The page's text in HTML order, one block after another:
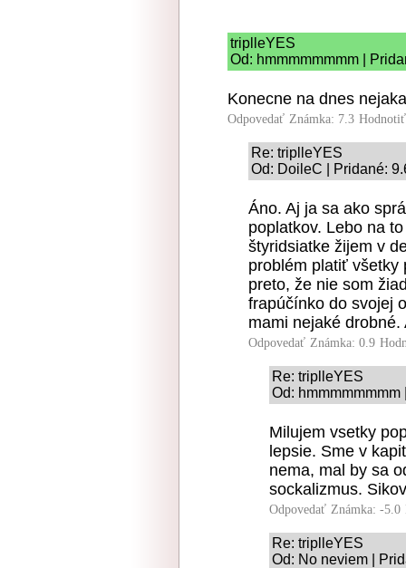
triplleYES
Od: hmmmmmmmm |
Konecne na dnes
Odpovedať Známka: 7.3
Re: triplleYES
Od: DoileC | Pridané:
Áno. Aj ja sa ako
poplatkov. Lebo na
štyridsiatke žijem v
problém platiť všetky
preto, že nie som
frapúčínko do svojej
mami nejaké drobné.
Odpovedať Známka: 0.9
Re: triplleYES
Od:
Milujem vsetky
lepsie. Sme v
nema, mal by sa
sockalizmus.
Odpovedať Známka: -5.0
Re: triplleYES
Od: No neviem |